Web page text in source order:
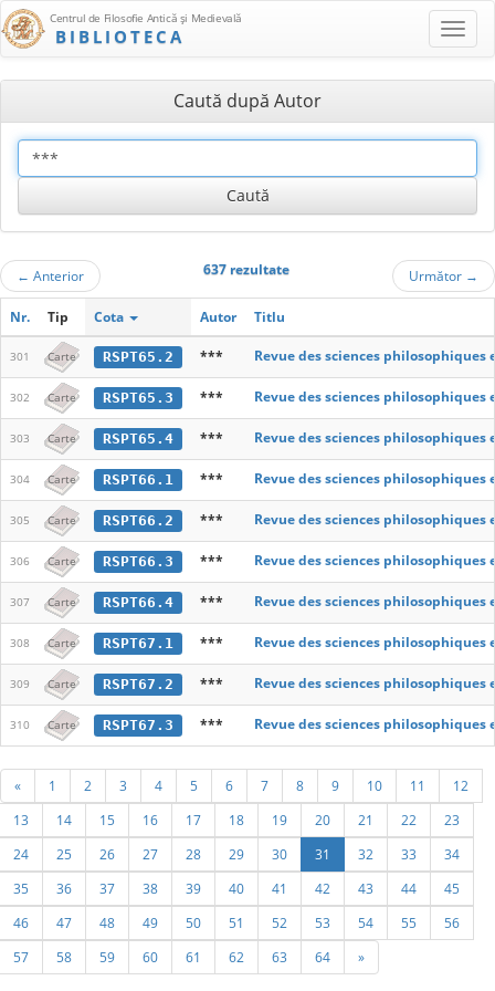
Centrul de Filosofie Antică şi Medievală
BIBLIOTECA
Caută după Autor
← Anterior 637 rezultate Următor →
Nr. Tip Cota Autor Titlu
301 Carte RSPT65.2 *** Revue des sciences philosophiques
302 Carte RSPT65.3 *** Revue des sciences philosophiques
303 Carte RSPT65.4 *** Revue des sciences philosophiques
304 Carte RSPT66.1 *** Revue des sciences philosophiques
305 Carte RSPT66.2 *** Revue des sciences philosophiques
306 Carte RSPT66.3 *** Revue des sciences philosophiques
307 Carte RSPT66.4 *** Revue des sciences philosophiques
308 Carte RSPT67.1 *** Revue des sciences philosophiques
309 Carte RSPT67.2 *** Revue des sciences philosophiques
310 Carte RSPT67.3 *** Revue des sciences philosophiques
« 1 2 3 4 5 6 7 8 9 10 11
12
13
14 15 16 17 18 19 20 21 22
23
24
25 26 27 28 29 30 31 32 33
34
35
36 37 38 39 40 41 42 43 44
45
46
47 48 49 50 51 52 53 54 55
56
57
58 59 60 61 62 63 64 »